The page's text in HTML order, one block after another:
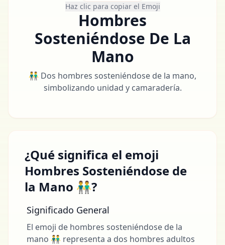
Haz clic para copiar el Emoji
Hombres
Sosteniéndose De La
Mano
👬 Dos hombres sosteniéndose de la mano,
simbolizando unidad y camaradería.
¿Qué significa el emoji
Hombres Sosteniéndose de
la Mano 👬?
Significado General
El emoji de hombres sosteniéndose de la
mano 👬 representa a dos hombres adultos